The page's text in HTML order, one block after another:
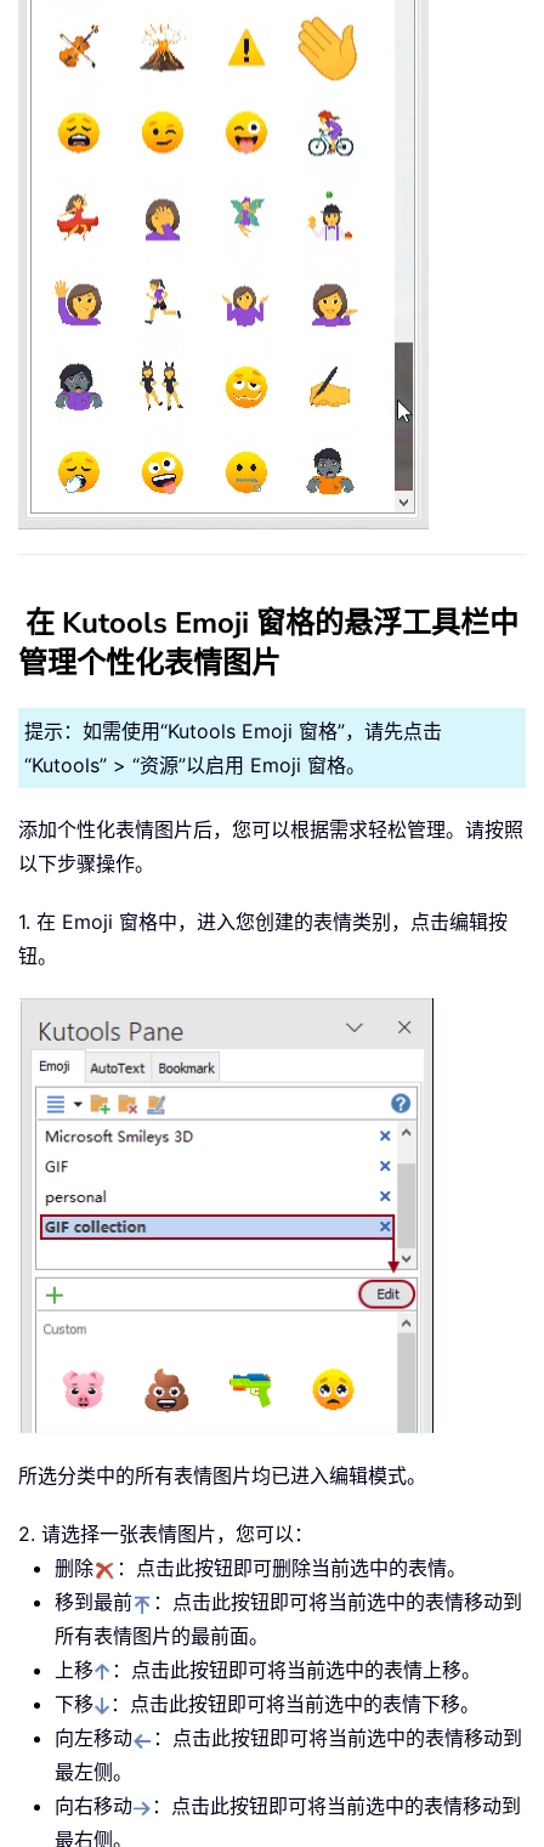
在 Kutools Emoji 窗格的悬浮工具栏中
管理个性化表情图片
提示：如需使用“Kutools Emoji 窗格”，请先点击
“Kutools” > “资源”以启用 Emoji 窗格。
添加个性化表情图片后，您可以根据需求轻松管理。请按照
以下步骤操作。
1. 在 Emoji 窗格中，进入您创建的表情类别，点击编辑按
钮。
所选分类中的所有表情图片均已进入编辑模式。
2. 请选择一张表情图片，您可以：
删除
：点击此按钮即可删除当前选中的表情。
移到最前
：点击此按钮即可将当前选中的表情移动到
所有表情图片的最前面。
上移
：点击此按钮即可将当前选中的表情上移。
下移
：点击此按钮即可将当前选中的表情下移。
向左移动
：点击此按钮即可将当前选中的表情移动到
最左侧。
向右移动
：点击此按钮即可将当前选中的表情移动到
最右侧。